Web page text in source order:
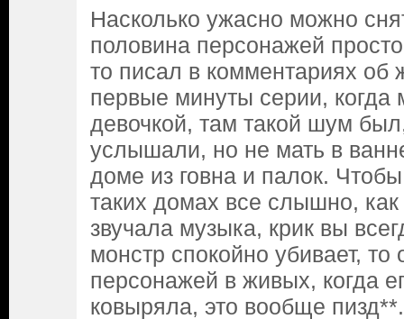
Насколько ужасно можно
половина персонажей
то писал в комментариях об
первые минуты серии, когда
девочкой, там такой шум
услышали, но не мать в
доме из говна и палок.
таких домах все слышно,
звучала музыка, крик вы
монстр спокойно убивает,
персонажей в живых, когда
ковыряла, это вообще